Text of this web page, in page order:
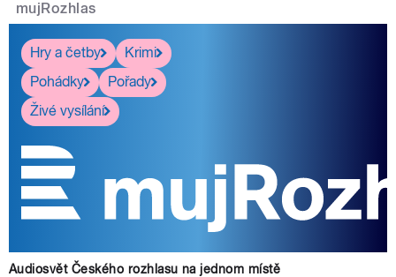
mujRozhlas
Hry a četby
Krimi
Pohádky
Pořady
Živé vysílání
Audiosvět Českého rozhlasu na jednom místě